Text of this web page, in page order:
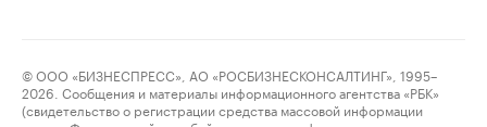
© ООО «БИЗНЕСПРЕСС», АО «РОСБИЗНЕСКОНСАЛТИНГ», 1995–
2026. Сообщения и материалы информационного агентства «РБК»
(свидетельство о регистрации средства массовой информации